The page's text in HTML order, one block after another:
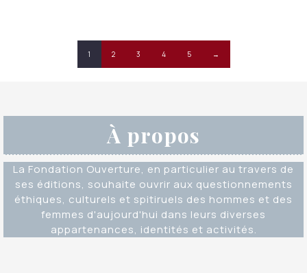
1 2 3 4 5 →
À propos
La Fondation Ouverture, en particulier au travers de
ses éditions, souhaite ouvrir aux questionnements
éthiques, culturels et spitiruels des hommes et des
femmes d'aujourd'hui dans leurs diverses
appartenances, identités et activités.